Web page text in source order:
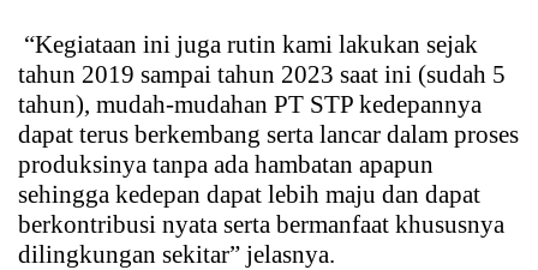
“Kegiataan ini juga rutin kami lakukan sejak
tahun 2019 sampai tahun 2023 saat ini (sudah 5
tahun), mudah-mudahan PT STP kedepannya
dapat terus berkembang serta lancar dalam proses
produksinya tanpa ada hambatan apapun
sehingga kedepan dapat lebih maju dan dapat
berkontribusi nyata serta bermanfaat khususnya
dilingkungan sekitar” jelasnya.